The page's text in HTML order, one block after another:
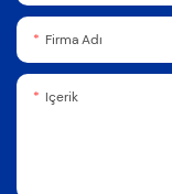
Firma Adı
Içerik